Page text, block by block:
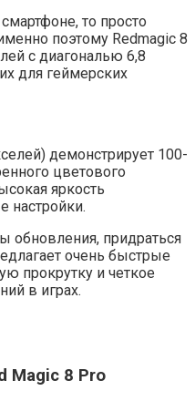
то просто
поэтому Redmagic 8
с диагональю 6,8
для геймерских
демонстрирует 100-
цветового
яркость
настройки.
обновления, придраться
очень быстрые
прокрутку и четкое
в играх.
Magic 8 Pro